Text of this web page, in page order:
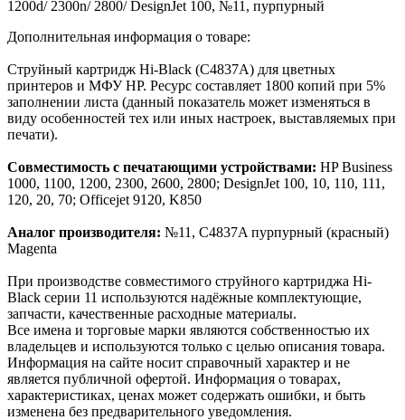
1200d/ 2300n/ 2800/ DesignJet 100, №11, пурпурный
Дополнительная информация о товаре:
Струйный картридж Hi-Black (C4837A) для цветных
принтеров и МФУ HP. Ресурс составляет 1800 копий при 5%
заполнении листа (данный показатель может изменяться в
виду особенностей тех или иных настроек, выставляемых при
печати).
Совместимость с печатающими устройствами: HP Business
1000, 1100, 1200, 2300, 2600, 2800; DesignJet 100, 10, 110, 111,
120, 20, 70; Officejet 9120, K850
Аналог производителя: №11, C4837A пурпурный (красный)
Magenta
При производстве совместимого струйного картриджа Hi-
Black серии 11 используются надёжные комплектующие,
запчасти, качественные расходные материалы.
Все имена и торговые марки являются собственностью их
владельцев и используются только с целью описания товара.
Информация на сайте носит справочный характер и не
является публичной офертой. Информация о товарах,
характеристиках, ценах может содержать ошибки, и быть
изменена без предварительного уведомления.